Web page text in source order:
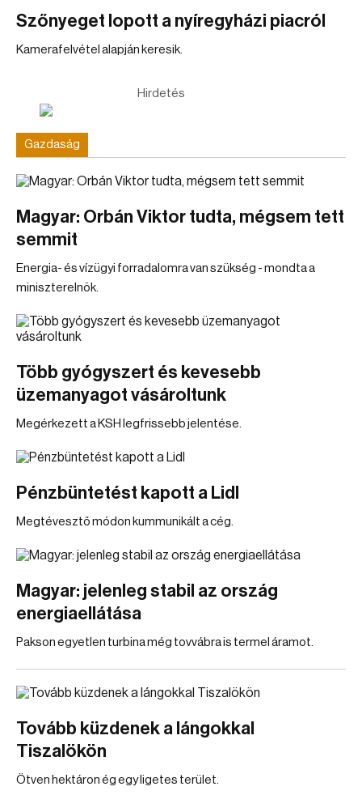
Szőnyeget lopott a nyíregyházi piacról
Kamerafelvétel alapján keresik.
Hirdetés
Gazdaság
Magyar: Orbán Viktor tudta, mégsem tett
semmit
Energia- és vízügyi forradalomra van szükség - mondta a
miniszterelnök.
Több gyógyszert és kevesebb
üzemanyagot vásároltunk
Megérkezett a KSH legfrissebb jelentése.
Pénzbüntetést kapott a Lidl
Megtévesztő módon kummunikált a cég.
Magyar: jelenleg stabil az ország
energiaellátása
Pakson egyetlen turbina még tovvábra is termel áramot.
Tovább küzdenek a lángokkal
Tiszalökön
Ötven hektáron ég egy ligetes terület.